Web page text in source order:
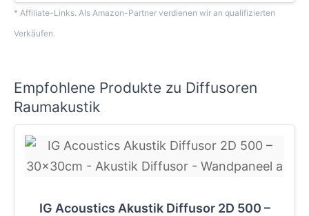
* Affiliate-Links. Als Amazon-Partner verdienen wir an qualifizierten
Verkäufen.
Empfohlene Produkte zu Diffusoren
Raumakustik
IG Acoustics Akustik Diffusor 2D 500 –